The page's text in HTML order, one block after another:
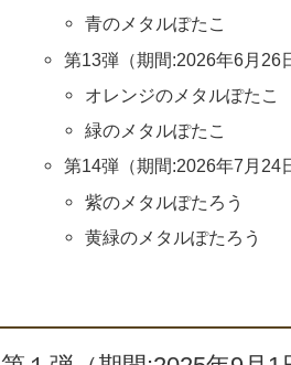
青のメタルぽたこ
第13弾（期間:2026年6月26
オレンジのメタルぽたこ
緑のメタルぽたこ
第14弾（期間:2026年7月24
紫のメタルぽたろう
黄緑のメタルぽたろう